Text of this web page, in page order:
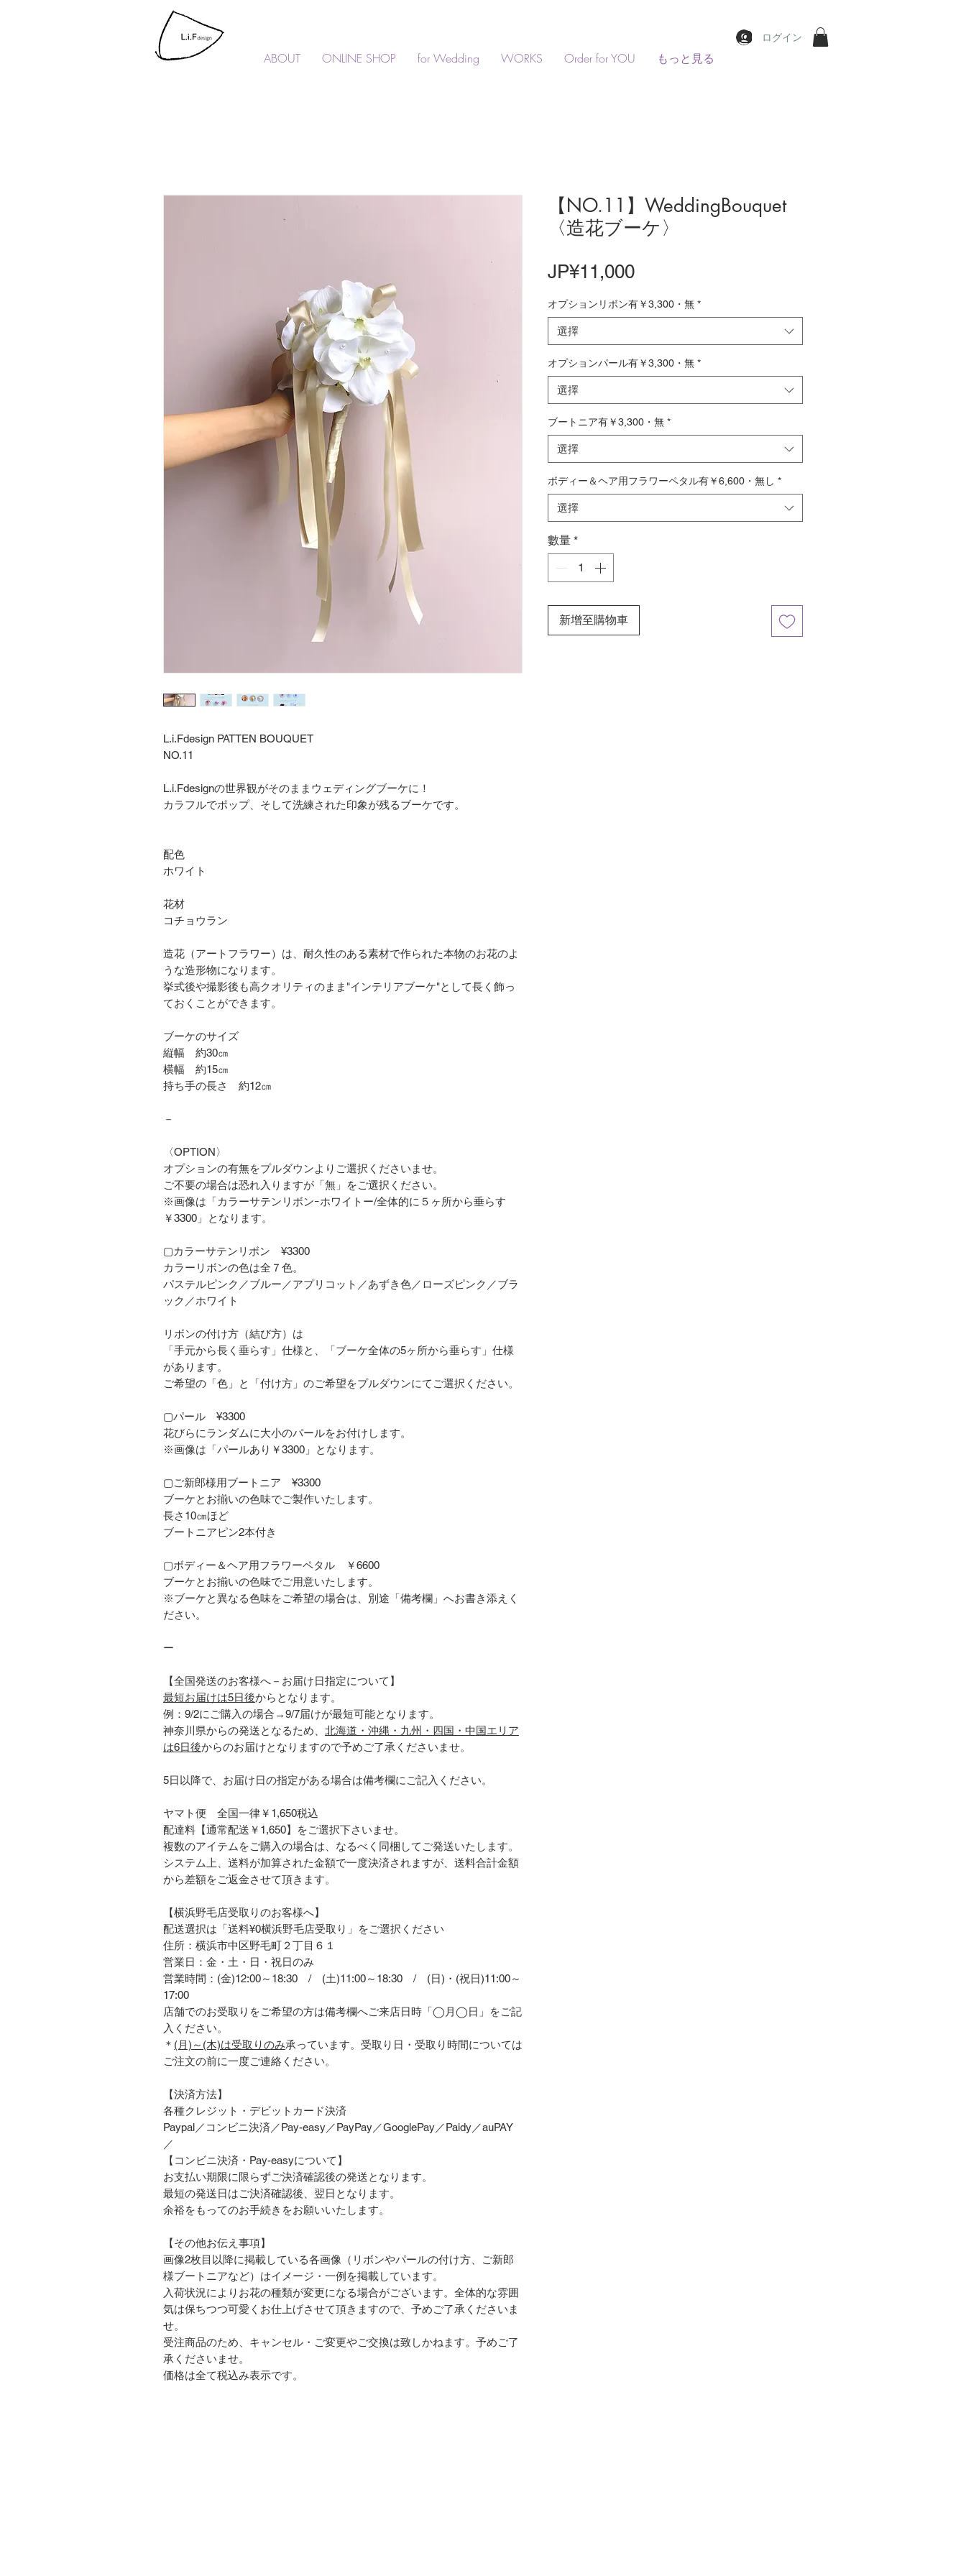
ABOUT ONLINE SHOP for Wedding WORKS Order for YOU もっと見る
ログイン
L.i.Fdesign PATTEN BOUQUET
NO.11
L.i.Fdesignの世界観がそのままウェディングブーケに！
カラフルでポップ、そして洗練された印象が残るブーケです。
配色
ホワイト
花材
コチョウラン
造花（アートフラワー）は、耐久性のある素材で作られた本物のお花のよ
うな造形物になります。
挙式後や撮影後も高クオリティのまま"インテリアブーケ"として長く飾っ
ておくことができます。
ブーケのサイズ
縦幅 約30㎝
横幅 約15㎝
持ち手の長さ 約12㎝
－
〈OPTION〉
オプションの有無をプルダウンよりご選択くださいませ。
ご不要の場合は恐れ入りますが「無」をご選択ください。
※画像は「カラーサテンリボンｰホワイトー/全体的に５ヶ所から垂らす
￥3300」となります。
▢カラーサテンリボン ¥3300
カラーリボンの色は全７色。
パステルピンク／ブルー／アプリコット／あずき色／ローズピンク／ブラ
ック／ホワイト
リボンの付け方（結び方）は
「手元から長く垂らす」仕様と、「ブーケ全体の5ヶ所から垂らす」仕様
があります。
ご希望の「色」と「付け方」のご希望をプルダウンにてご選択ください。
▢パール ¥3300
花びらにランダムに大小のパールをお付けします。
※画像は「パールあり￥3300」となります。
▢ご新郎様用ブートニア ¥3300
ブーケとお揃いの色味でご製作いたします。
長さ10㎝ほど
ブートニアピン2本付き
▢ボディー＆ヘア用フラワーペタル ￥6600
ブーケとお揃いの色味でご用意いたします。
※ブーケと異なる色味をご希望の場合は、別途「備考欄」へお書き添えく
ださい。
ー
【全国発送のお客様へ－お届け日指定について】
最短お届けは5日後からとなります。
例：9/2にご購入の場合→9/7届けが最短可能となります。
神奈川県からの発送となるため、 北海道・沖縄・九州・四国・中国エリア
は6日後からのお届けとなりますので予めご了承くださいませ。
5日以降で、お届け日の指定がある場合は備考欄にご記入ください。
ヤマト便 全国一律￥1,650税込
配達料【通常配送￥1,650】をご選択下さいませ。
複数のアイテムをご購入の場合は、なるべく同梱してご発送いたします。
システム上、送料が加算された金額で一度決済されますが、送料合計金額
から差額をご返金させて頂きます。
【横浜野毛店受取りのお客様へ】
配送選択は「送料¥0横浜野毛店受取り」をご選択ください
住所：横浜市中区野毛町２丁目６１
営業日：金・土・日・祝日のみ
営業時間：(金)12:00～18:30 / (土)11:00～18:30 / (日)・(祝日)11:00～
17:00
店舗でのお受取りをご希望の方は備考欄へご来店日時「◯月◯日」をご記
入ください。
＊ (月)～(木)は受取りのみ承っています。受取り日・受取り時間については
ご注文の前に一度ご連絡ください。
【決済方法】
各種クレジット・デビットカード決済
Paypal／コンビニ決済／Pay-easy／PayPay／GooglePay／Paidy／auPAY
／
【コンビニ決済・Pay-easyについて】
お支払い期限に限らずご決済確認後の発送となります。
最短の発送日はご決済確認後、翌日となります。
余裕をもってのお手続きをお願いいたします。
【その他お伝え事項】
画像2枚目以降に掲載している各画像（リボンやパールの付け方、ご新郎
様ブートニアなど）はイメージ・一例を掲載しています。
入荷状況によりお花の種類が変更になる場合がございます。全体的な雰囲
気は保ちつつ可愛くお仕上げさせて頂きますので、予めご了承くださいま
せ。
受注商品のため、キャンセル・ご変更やご交換は致しかねます。予めご了
承くださいませ。
価格は全て税込み表示です。
【NO.11】WeddingBouquet
〈造花ブーケ〉
JP¥11,000價
オプションリボン有￥3,300・無 *
選擇
オプションパール有￥3,300・無 *
選擇
ブートニア有￥3,300・無 *
選擇
ボディー＆ヘア用フラワーペタル有￥6,600・無し *
選擇
數量 *
新增至購物車